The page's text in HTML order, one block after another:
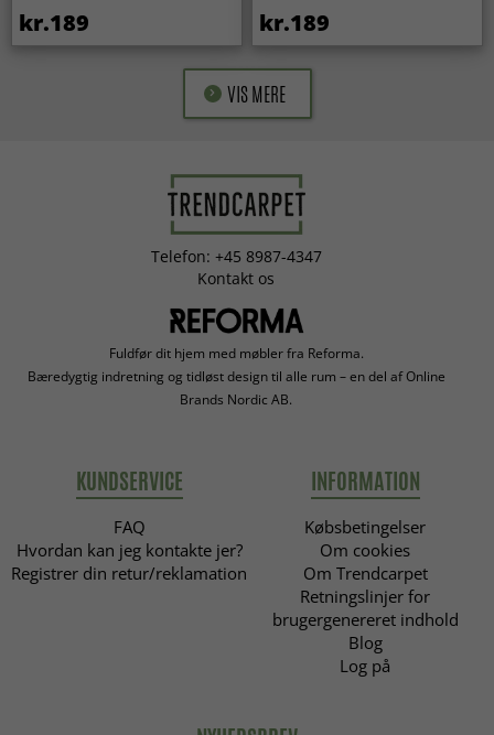
kr.189 kr.189
VIS MERE
Telefon: +45 8987-4347
Kontakt os
Fuldfør dit hjem med møbler fra Reforma.
Bæredygtig indretning og tidløst design til alle rum – en del af Online
Brands Nordic AB.
KUNDSERVICE
FAQ
Hvordan kan jeg kontakte jer?
Registrer din retur/reklamation
INFORMATION
Købsbetingelser
Om cookies
Om Trendcarpet
Retningslinjer for
brugergenereret indhold
Blog
Log på